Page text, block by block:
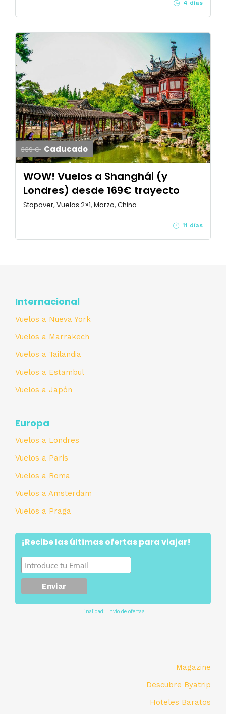
4 días
339 € Caducado
WOW! Vuelos a Shanghái (y
Londres) desde 169€ trayecto
Stopover, Vuelos 2×1, Marzo, China
11 días
Internacional
Vuelos a Nueva York
Vuelos a Marrakech
Vuelos a Tailandia
Vuelos a Estambul
Vuelos a Japón
Europa
Vuelos a Londres
Vuelos a París
Vuelos a Roma
Vuelos a Amsterdam
Vuelos a Praga
¡Recibe las últimas ofertas para viajar!
Finalidad: Envío de ofertas
Magazine
Descubre Byatrip
Hoteles Baratos